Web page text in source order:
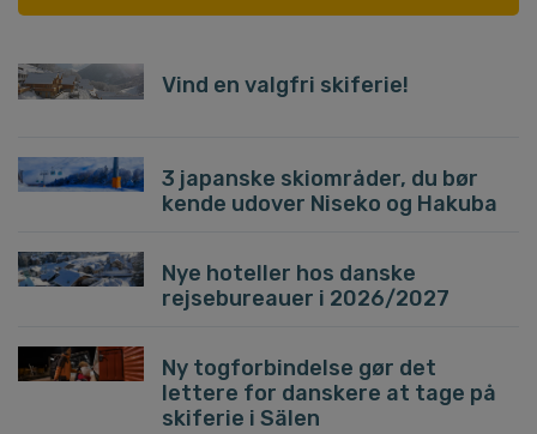
Vind en valgfri skiferie!
3 japanske skiområder, du bør
kende udover Niseko og Hakuba
Nye hoteller hos danske
rejsebureauer i 2026/2027
Ny togforbindelse gør det
lettere for danskere at tage på
skiferie i Sälen